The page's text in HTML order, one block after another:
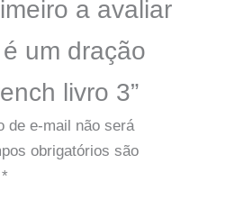
a avaliar
um dração
livro 3”
de e-mail não será
obrigatórios são
*